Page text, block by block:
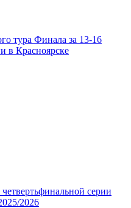
тура Финала за 13-16
в Красноярске
серии
2026